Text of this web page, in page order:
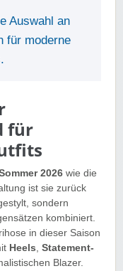
Auswahl an
für moderne
für
2026 wie die
ist sie zurück
sondern
kombiniert.
in dieser Saison
Heels Statement-
Blazer.